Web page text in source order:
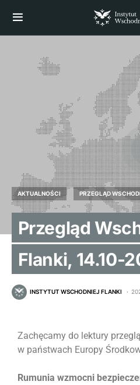
AKTUALNOŚCI PRZEGLĄD
Przegląd
Flanki, 14.10-
INSTYTUT WSCHODNIEJ FLANKI
Zachęcamy do lektury
w państwach Europy
Rumunia wzmocni